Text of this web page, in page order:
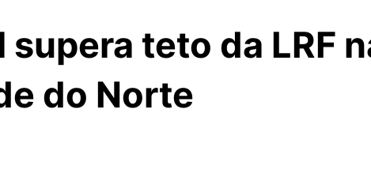
teto da LRF
do Norte